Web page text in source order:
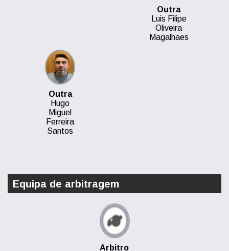
Outra
Luis Filipe
Oliveira
Magalhaes
Outra
Hugo
Miguel
Ferreira
Santos
Equipa de arbitragem
Arbitro